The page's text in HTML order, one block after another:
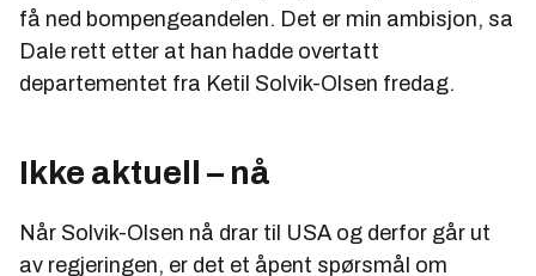
få ned bompengeandelen. Det er min ambisjon, sa
Dale rett etter at han hadde overtatt
departementet fra Ketil Solvik-Olsen fredag.
Ikke aktuell – nå
Når Solvik-Olsen nå drar til USA og derfor går ut
av regjeringen, er det et åpent spørsmål om